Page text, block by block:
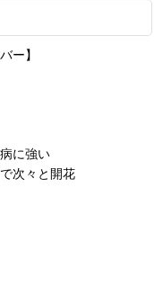
ー】
に強い
次々と開花